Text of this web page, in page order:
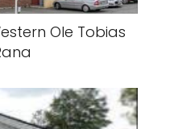
Ole Tobias